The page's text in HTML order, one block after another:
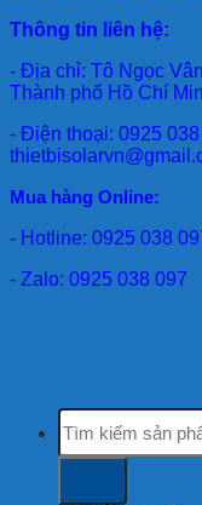
Thông tin liên hệ:
- Địa chỉ: Tô Ngọc
Thành phố Hồ Chí
- Điện thoại: 0925
Mua hàng Online:
- Hotline: 0925 038
- Zalo: 0925 038 097
Tìm
kiếm: